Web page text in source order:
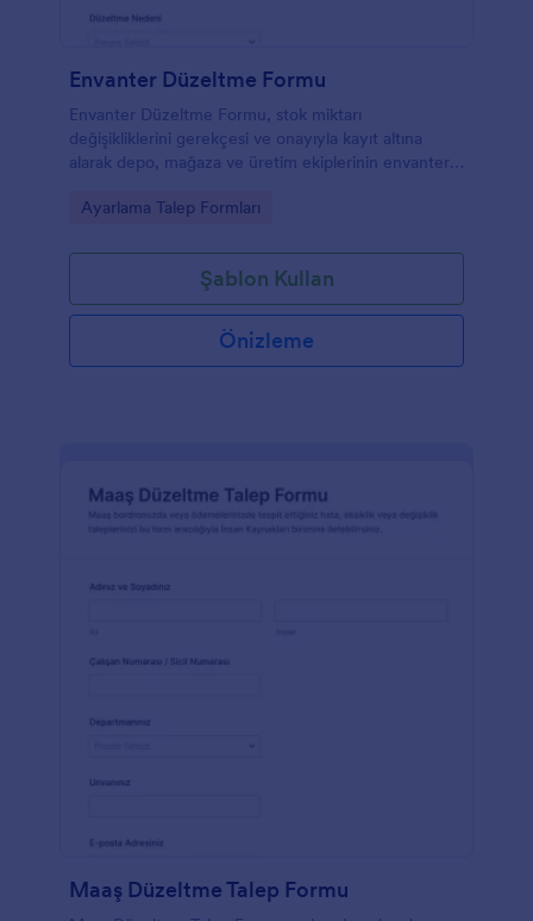
Envanter Düzeltme Formu
Envanter Düzeltme Formu, stok miktarı
değişikliklerini gerekçesi ve onayıyla kayıt altına
alarak depo, mağaza ve üretim ekiplerinin envanter
yönetmesine yardımcı olur.
Go to Category:
Ayarlama Talep Formları
Şablon Kullan
Önizleme
Maaş Düzeltme Talep Formu